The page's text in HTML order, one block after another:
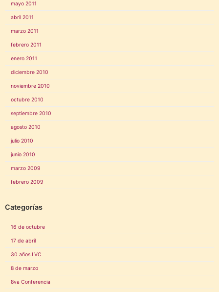
mayo 2011
abril 2011
marzo 2011
febrero 2011
enero 2011
diciembre 2010
noviembre 2010
octubre 2010
septiembre 2010
agosto 2010
julio 2010
junio 2010
marzo 2009
febrero 2009
Categorías
16 de octubre
17 de abril
30 años LVC
8 de marzo
8va Conferencia